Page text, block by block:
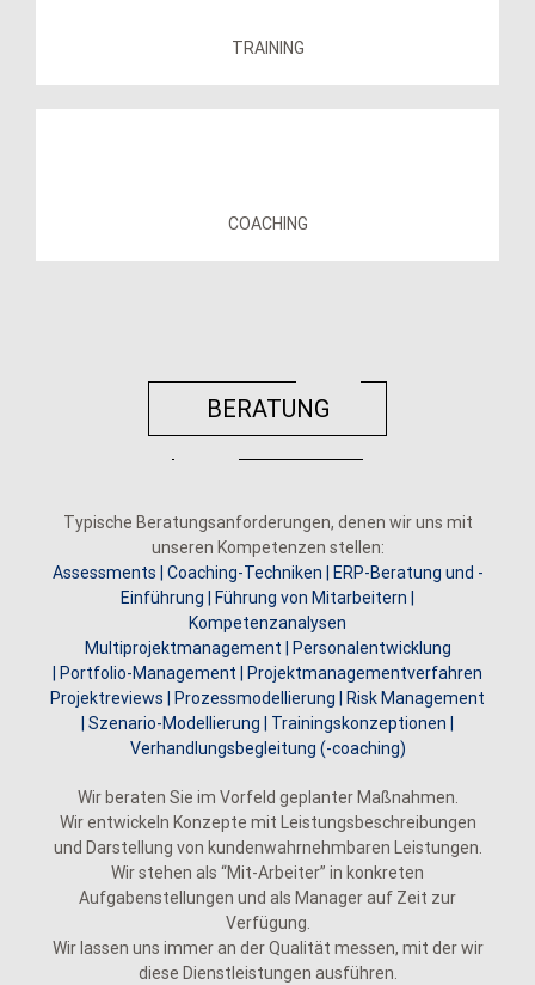
TRAINING
COACHING
BERATUNG
Typische Beratungsanforderungen, denen wir uns mit
unseren Kompetenzen stellen:
Assessments | Coaching-Techniken | ERP-Beratung und -
Einführung | Führung von Mitarbeitern |
Kompetenzanalysen
Multiprojektmanagement | Personalentwicklung
| Portfolio-Management | Projektmanagementverfahren
Projektreviews | Prozessmodellierung | Risk Management
| Szenario-Modellierung | Trainingskonzeptionen |
Verhandlungsbegleitung (-coaching)
Wir beraten Sie im Vorfeld geplanter Maßnahmen.
Wir entwickeln Konzepte mit Leistungsbeschreibungen
und Darstellung von kundenwahrnehmbaren Leistungen.
Wir stehen als “Mit-Arbeiter” in konkreten
Aufgabenstellungen und als Manager auf Zeit zur
Verfügung.
Wir lassen uns immer an der Qualität messen, mit der wir
diese Dienstleistungen ausführen.